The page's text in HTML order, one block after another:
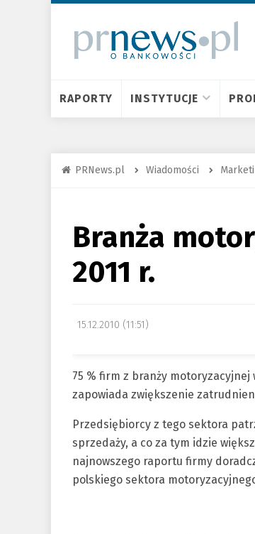
RAPORTY INSTYTUCJE
PRNews.pl Wiadomości
Branża
2011 r.
15.12.2010 (11:51)
75 % firm z branży motoryzacyjnej
zapowiada zwiększenie
Przedsiębiorcy z tego sektora
sprzedaży, a co za tym idzie
najnowszego raportu firmy
polskiego sektora